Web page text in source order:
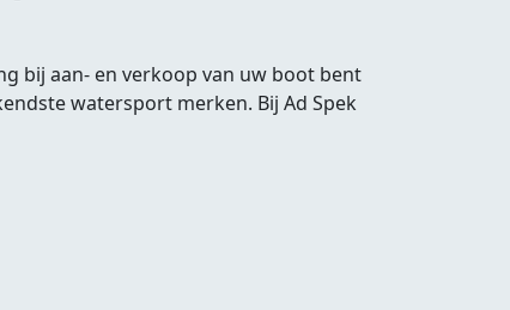
bij aan- en verkoop van uw boot bent
watersport merken. Bij Ad Spek